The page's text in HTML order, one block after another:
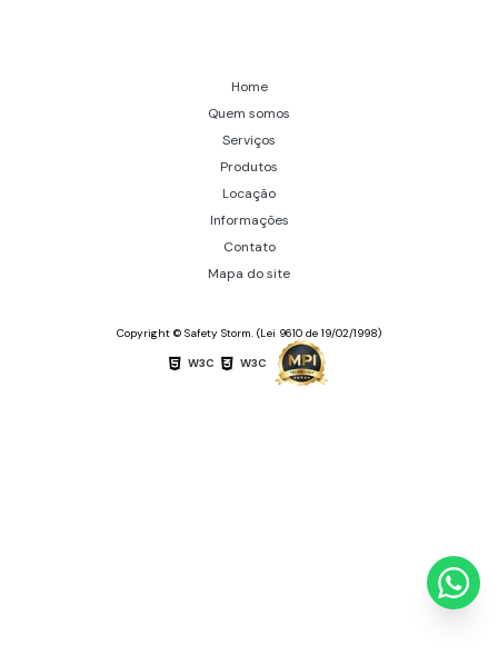
Home
Quem somos
Serviços
Produtos
Locação
Informações
Contato
Mapa do site
Copyright © Safety Storm. (Lei 9610 de 19/02/1998)
W3C W3C